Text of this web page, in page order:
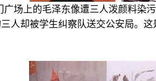
场上的毛泽东像遭三人泼颜料染
人却被学生纠察队送交公安局。